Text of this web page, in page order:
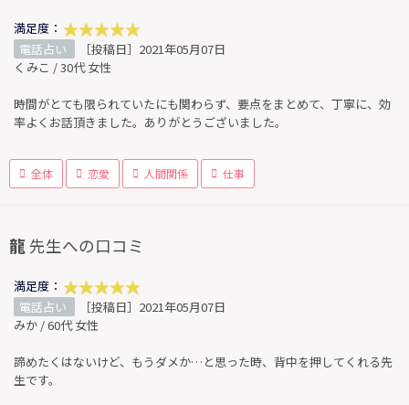
満足度：
電話占い
［投稿日］2021年05月07日
くみこ / 30代 女性
時間がとても限られていたにも関わらず、要点をまとめて、丁寧に、効
率よくお話頂きました。ありがとうございました。
全体 恋愛 人間関係 仕事
龍 先生への口コミ
満足度：
電話占い
［投稿日］2021年05月07日
みか / 60代 女性
諦めたくはないけど、もうダメか…と思った時、背中を押してくれる先
生です。